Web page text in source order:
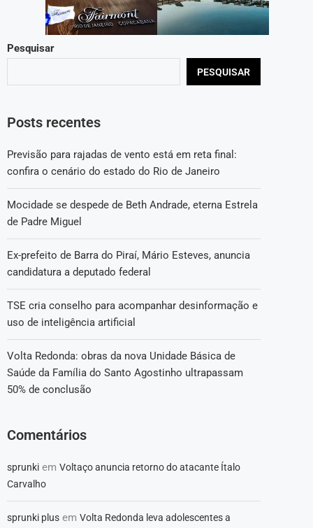
Pesquisar
PESQUISAR
Posts recentes
Previsão para rajadas de vento está em reta final:
confira o cenário do estado do Rio de Janeiro
Mocidade se despede de Beth Andrade, eterna Estrela
de Padre Miguel
Ex-prefeito de Barra do Piraí, Mário Esteves, anuncia
candidatura a deputado federal
TSE cria conselho para acompanhar desinformação e
uso de inteligência artificial
Volta Redonda: obras da nova Unidade Básica de
Saúde da Família do Santo Agostinho ultrapassam
50% de conclusão
Comentários
sprunki em Voltaço anuncia retorno do atacante Ítalo
Carvalho
sprunki plus em Volta Redonda leva adolescentes a